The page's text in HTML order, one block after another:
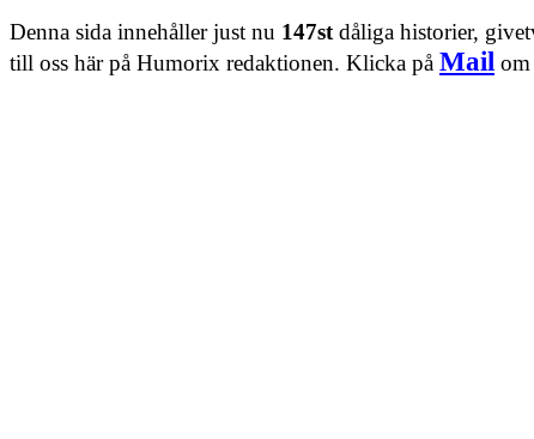
Denna sida innehåller just nu 147st dåliga historier,
till oss här på Humorix redaktionen. Klicka på Mail